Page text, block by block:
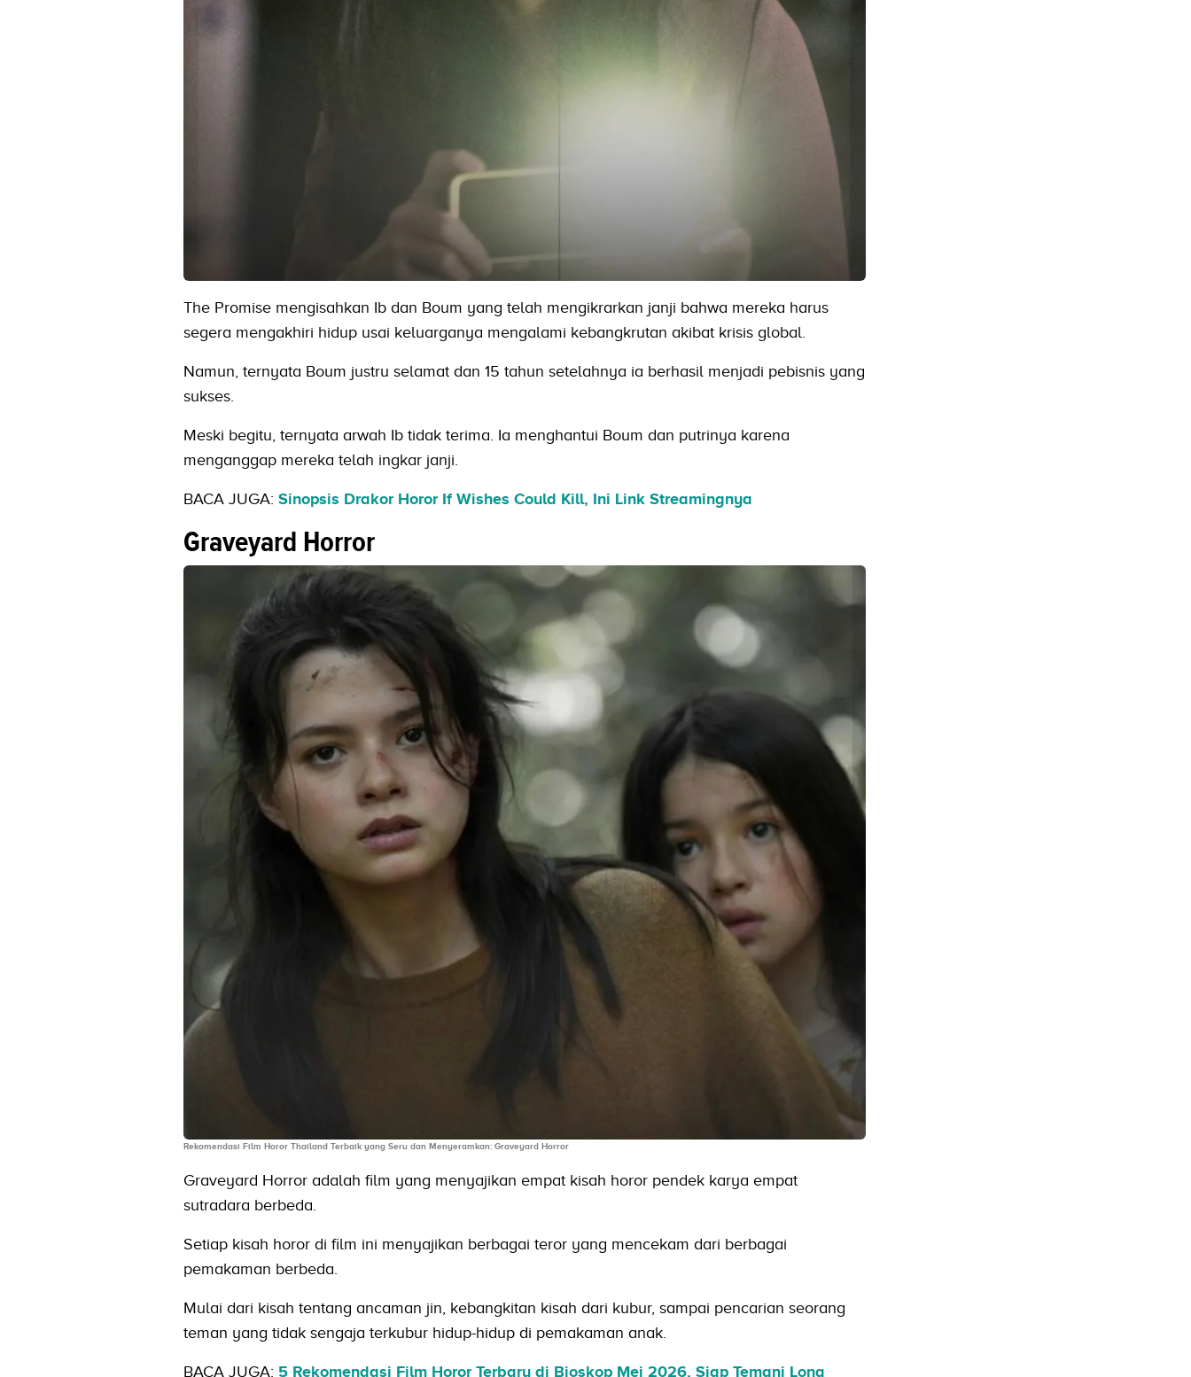
The Promise mengisahkan Ib dan Boum yang telah mengikrarkan janji bahwa mereka harus
segera mengakhiri hidup usai keluarganya mengalami kebangkrutan akibat krisis global.
Namun, ternyata Boum justru selamat dan 15 tahun setelahnya ia berhasil menjadi pebisnis yang
sukses.
Meski begitu, ternyata arwah Ib tidak terima. Ia menghantui Boum dan putrinya karena
menganggap mereka telah ingkar janji.
BACA JUGA: Sinopsis Drakor Horor If Wishes Could Kill, Ini Link Streamingnya
Graveyard Horror
Rekomendasi Film Horor Thailand Terbaik yang Seru dan Menyeramkan: Graveyard Horror
Graveyard Horror adalah film yang menyajikan empat kisah horor pendek karya empat
sutradara berbeda.
Setiap kisah horor di film ini menyajikan berbagai teror yang mencekam dari berbagai
pemakaman berbeda.
Mulai dari kisah tentang ancaman jin, kebangkitan kisah dari kubur, sampai pencarian seorang
teman yang tidak sengaja terkubur hidup-hidup di pemakaman anak.
BACA JUGA: 5 Rekomendasi Film Horor Terbaru di Bioskop Mei 2026, Siap Temani Long